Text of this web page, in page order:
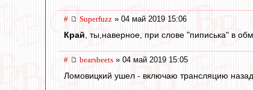
# Superfuzz » 04 май 2019 15:06
Край , ты,наверное, при слове "пиписька" в
# bearsbeets » 04 май 2019 15:05
Ломовицкий ушел - включаю трансляцию назад.